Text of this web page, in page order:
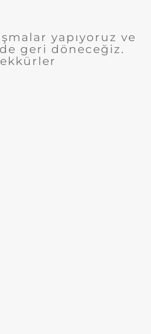
yapıyoruz ve
geri döneceğiz.